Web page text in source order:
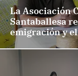
La Asociación
Santaballesa
emigración y